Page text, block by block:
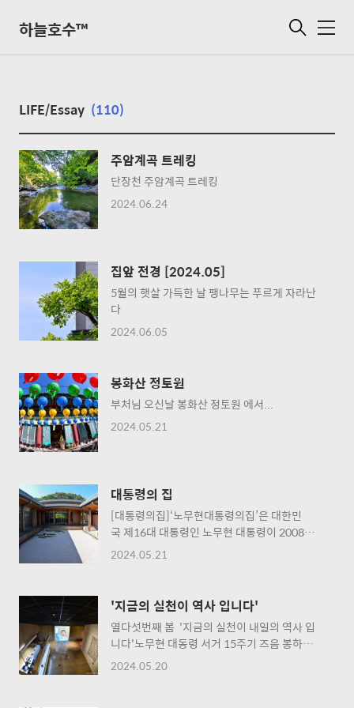
하늘호수™ 메
LIFE/Essay (110)
주암계곡 트레킹
단장천 주암계곡 트레킹
2024.06.24
집앞 전경 [2024.05]
5월의 햇살 가득한 날 팽나무는 푸르게 자라난
다
2024.06.05
봉화산 정토원
부처님 오신날 봉화산 정토원 에서...
2024.05.21
대통령의 집
[대통령의집]‘노무현대통령의집’은 대한민
국 제16대 대통령인 노무현 대통령이 2008년 2
월 25일 퇴임 후 2009년 서거 전까지 생활했
여 설계했으며 주변 산세가 자연스럽게 이어지
도록 지붕을 낮고 평평하게 지어 ‘지붕 낮은
집’으로 불린다.귀향을 통해 참여정부 국정철학
인 국가균형발전을 몸소 실천한 노무현 대통령
은 이 집에서 마을의 생태계와 공동체를 복원하
2024.05.21
'지금의 실천이 역사 입니다'
열다섯번째 봄 '지금의 실천이 내일의 역사 입
니다'노무현 대동령 서거 15주기 즈음 봉하묘
역...
2024.05.20